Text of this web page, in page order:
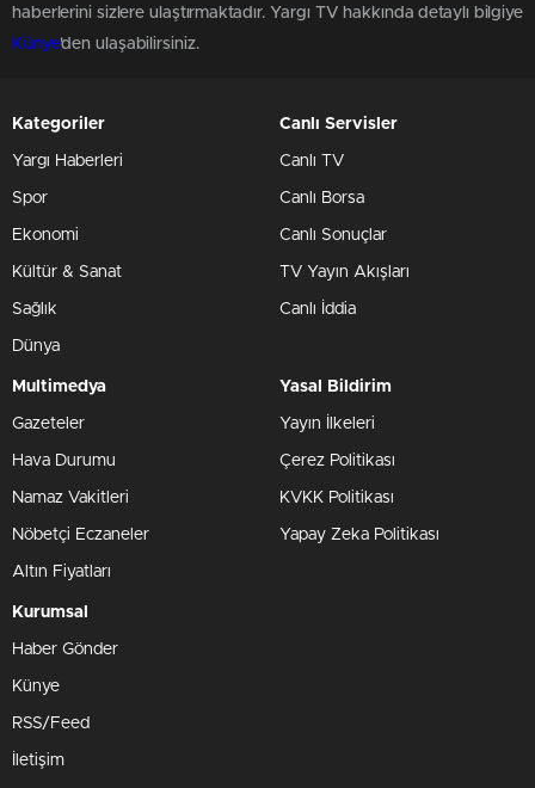
haberlerini sizlere ulaştırmaktadır. Yargı TV hakkında detaylı bilgiye
Künye'den ulaşabilirsiniz.
Kategoriler
Yargı Haberleri
Spor
Ekonomi
Kültür & Sanat
Sağlık
Dünya
Canlı Servisler
Canlı TV
Canlı Borsa
Canlı Sonuçlar
TV Yayın Akışları
Canlı İddia
Multimedya
Gazeteler
Hava Durumu
Namaz Vakitleri
Nöbetçi Eczaneler
Altın Fiyatları
Yasal Bildirim
Yayın İlkeleri
Çerez Politikası
KVKK Politikası
Yapay Zeka Politikası
Kurumsal
Haber Gönder
Künye
RSS/Feed
İletişim